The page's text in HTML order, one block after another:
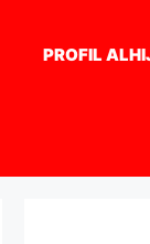
PROFIL